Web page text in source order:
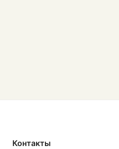
Контакты